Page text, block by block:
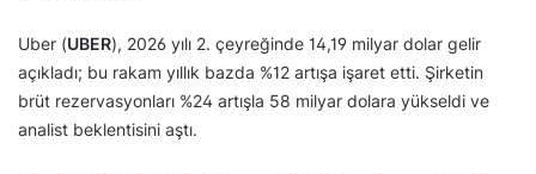
Uber (UBER), 2026 yılı 2. çeyreğinde 14,19 milyar dolar gelir
açıkladı; bu rakam yıllık bazda %12 artışa işaret etti. Şirketin
brüt rezervasyonları %24 artışla 58 milyar dolara yükseldi ve
analist beklentisini aştı.